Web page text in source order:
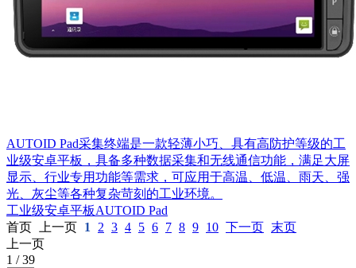
AUTOID Pad采集终端是一款轻薄小巧、具有高防护等级的工
业级安卓平板，具备多种数据采集和无线通信功能，满足大屏
显示、行业专用功能等需求，可应用于高温、低温、雨天、强
光、灰尘等各种复杂苛刻的工业环境。
工业级安卓平板AUTOID Pad
首页
上一页 1 2 3 4 5 6 7 8 9 10 下一页 末页
上一页
1 /39